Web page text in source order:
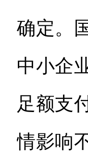
确定。
中小企
足额支
情影响